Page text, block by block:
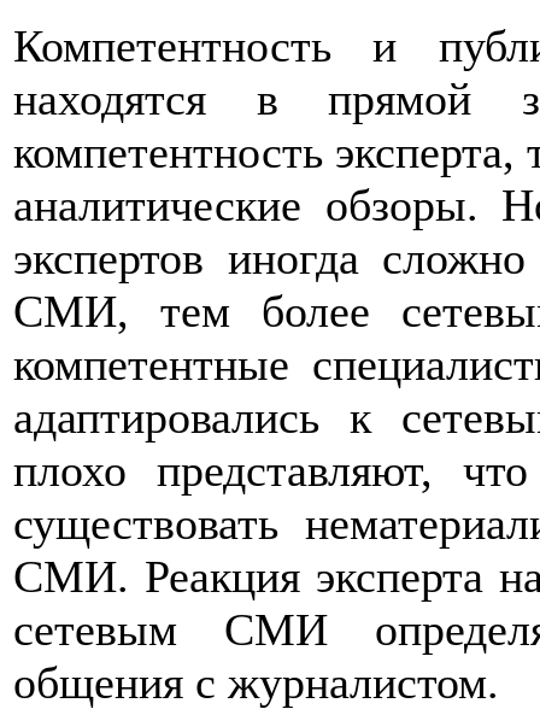
Компетентность и
находятся в прямой
компетентность
аналитические обзоры.
экспертов иногда
СМИ, тем более
компетентные
адаптировались к
плохо представляют,
существовать
СМИ. Реакция эксперта
сетевым СМИ
общения с журналистом.